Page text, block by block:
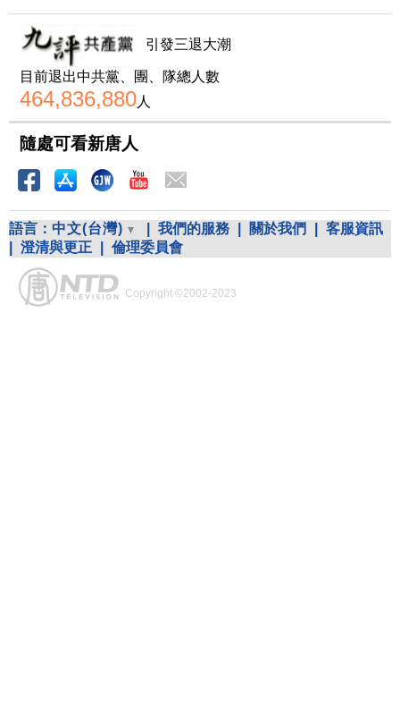
引發三退大潮
目前退出中共黨、團、隊總人數
464,836,880人
隨處可看新唐人
語言： 中文(台灣) 我們的服務 關於我們
客服資訊
澄清與更正 倫理委員會
Copyright ©2002-2023